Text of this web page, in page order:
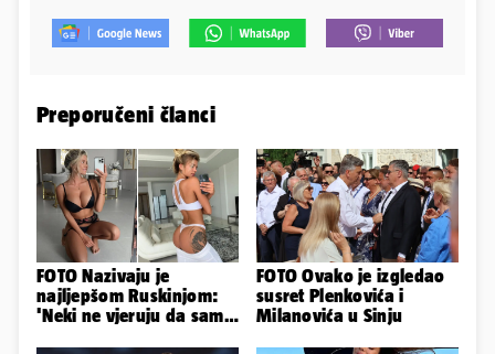
Preporučeni članci
FOTO Nazivaju je
najljepšom Ruskinjom:
'Neki ne vjeruju da sam
FOTO Ovako je izgledao
susret Plenkovića i
Milanovića u Sinju